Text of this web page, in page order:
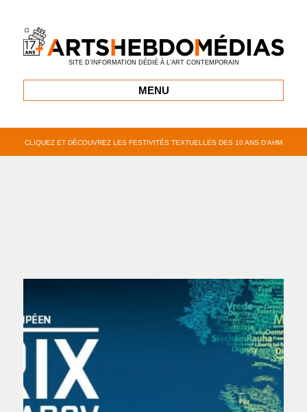
SITE D’INFORMATION DÉDIÉ À L’ART CONTEMPORAIN
MENU
CLIQUEZ ET DÉCOUVREZ LES FESTIVITÉS TEXTUELLES DES 10 ANS D’AHM